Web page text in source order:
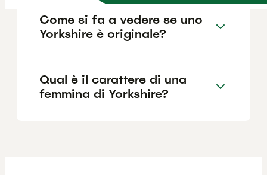
Come si fa a vedere se uno
Yorkshire è originale?
Qual è il carattere di una
femmina di Yorkshire?